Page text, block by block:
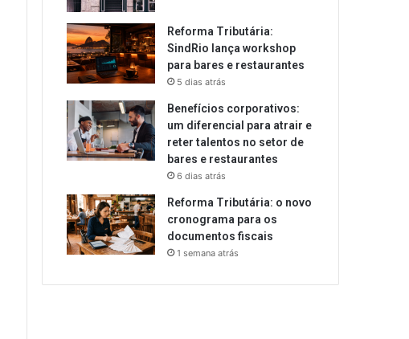
Reforma Tributária:
SindRio lança workshop
para bares e restaurantes
5 dias atrás
Benefícios corporativos:
um diferencial para atrair e
reter talentos no setor de
bares e restaurantes
6 dias atrás
Reforma Tributária: o novo
cronograma para os
documentos fiscais
1 semana atrás